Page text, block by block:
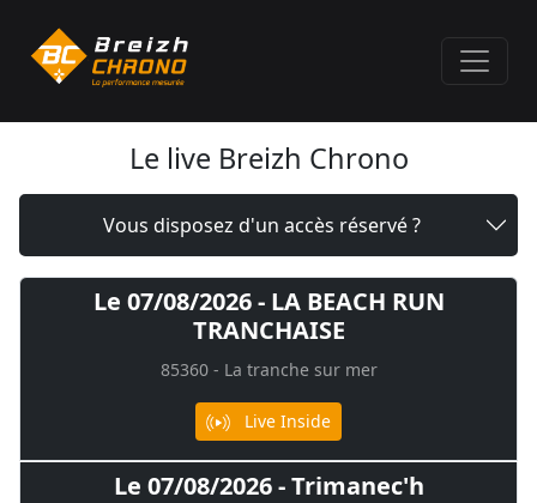
Le live Breizh Chrono
Vous disposez d'un accès réservé ?
Le 07/08/2026 - LA BEACH RUN
TRANCHAISE
85360 - La tranche sur mer
Live Inside
Le 07/08/2026 - Trimanec'h